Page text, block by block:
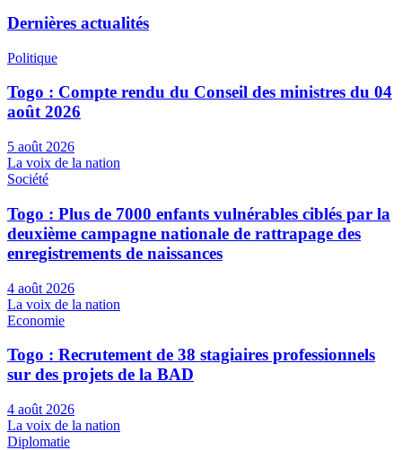
Dernières actualités
Politique
Togo : Compte rendu du Conseil des ministres du 04
août 2026
5 août 2026
La voix de la nation
Société
Togo : Plus de 7000 enfants vulnérables ciblés par la
deuxième campagne nationale de rattrapage des
enregistrements de naissances
4 août 2026
La voix de la nation
Economie
Togo : Recrutement de 38 stagiaires professionnels
sur des projets de la BAD
4 août 2026
La voix de la nation
Diplomatie